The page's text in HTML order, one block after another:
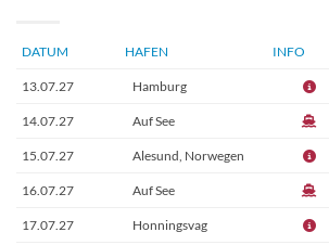
DATUM HAFEN INFO
13.07.27 Hamburg
14.07.27 Auf See
15.07.27 Alesund, Norwegen
16.07.27 Auf See
17.07.27 Honningsvag